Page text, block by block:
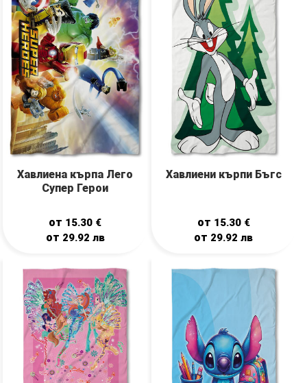
Хавлиена кърпа Лего
Супер Герои
от 15.30 €
от 29.92 лв
Хавлиени кърпи Бъгс
от 15.30 €
от 29.92лв